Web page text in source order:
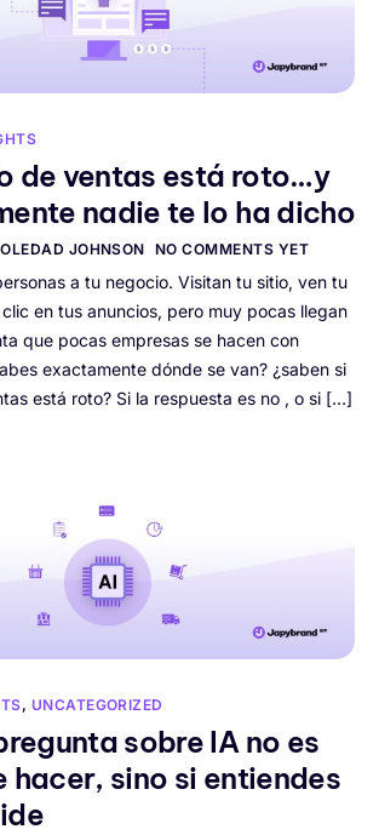
de ventas está roto…y
nadie te lo ha dicho
JOHNSON NO COMMENTS YET
a tu negocio. Visitan tu sitio, ven tu
en tus anuncios, pero muy pocas llegan
que pocas empresas se hacen con
exactamente dónde se van? ¿saben si
está roto? Si la respuesta es no , o si […]
, UNCATEGORIZED
sobre IA no es
hacer, sino si entiendes